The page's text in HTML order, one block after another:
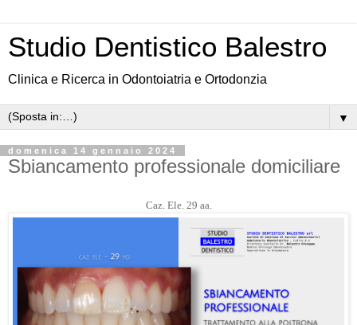
Studio Dentistico Balestro
Clinica e Ricerca in Odontoiatria e Ortodonzia
▼
domenica 14 gennaio 2024
Sbiancamento professionale domiciliare
Caz. Ele. 29 aa.